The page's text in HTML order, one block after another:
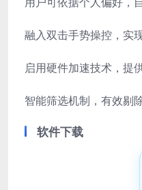
融入双击手势操控，实
启用硬件加速技术，提
智能筛选机制，有效剔
软件下载